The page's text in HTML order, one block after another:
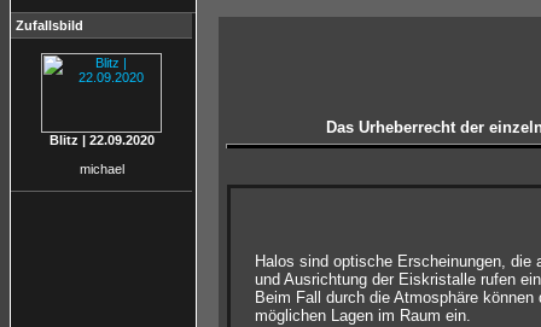
Zufallsbild
Blitz | 22.09.2020
michael
Das Urheberrecht der
Halos sind optische Erscheinungen,
und Ausrichtung der Eiskristalle rufen
Beim Fall durch die Atmosphäre
möglichen Lagen im Raum ein.